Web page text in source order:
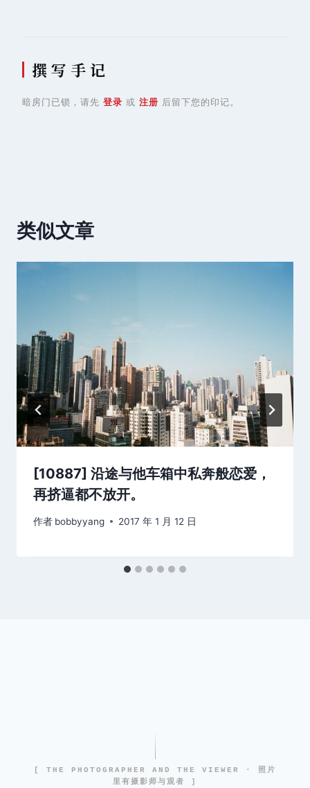
撰 写 手 记
暗房门已锁，请先 登录 或 注册 后留下您的印记。
类似文章
[10887] 沿途与他车箱中私奔般恋爱，
再挤逼都不放开。
作者 bobbyyang 2017 年 1 月 12 日
[ THE PHOTOGRAPHER AND THE VIEWER · 照片
里有摄影师与观者 ]